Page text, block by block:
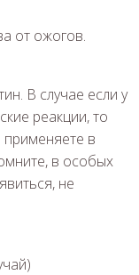
от ожогов.
В случае если у
реакции, то
в
в особых
не